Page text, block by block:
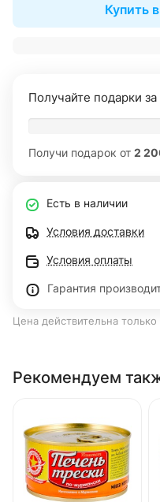
Купить
Получайте подарки за
Получи подарок от 2
Есть в наличии
Условия доставки
Условия оплаты
Гарантия
Цена действительна
Рекомендуем